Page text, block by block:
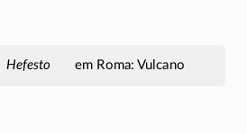
Hefesto em Roma: Vulcano